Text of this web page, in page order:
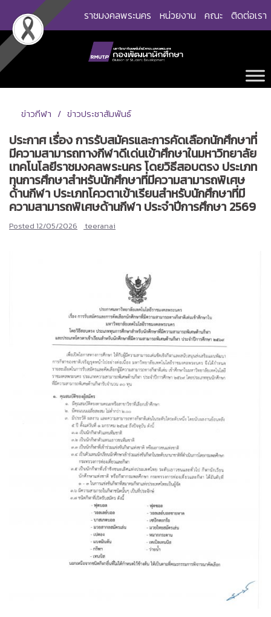
content
ราชมงคลพระนคร หน่วยงาน คณะ ติดต่อเรา
ข่าวกีฬา ข่าวประชาสัมพันธ์
ประกาศ เรื่อง การรับสมัครและการคัดเลือกนักศึกษาที่
มีความสามารถทางกีฬาดีเด่นเข้าศึกษาในมหาวิทยาลัย
เทคโนโลยีราชมงคลพระนคร โดยวิธีสอบตรง ประเภท
ทุนการศึกษาสำหรับนักศึกษาที่มีความสามารถพิเศษ
ด้านกีฬา ประเภทโควตาเข้าเรียนสำหรับนักศึกษาที่มี
ความสามารถพิเศษด้านกีฬา ประจำปีการศึกษา 2569
Posted 12/05/2026 teeranai